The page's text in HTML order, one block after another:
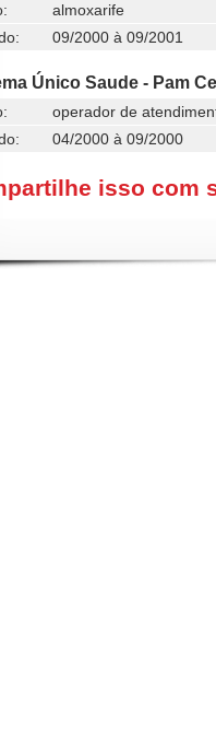
almoxarife
09/2000 à 09/2001
Único Saude - Pam
operador de
04/2000 à 09/2000
isso com